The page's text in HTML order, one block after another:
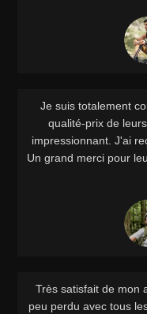
Je suis totalement
qualité-prix de
impressionnant. J'ai
Un grand merci pour
Très satisfait de mon
peu perdu avec tous